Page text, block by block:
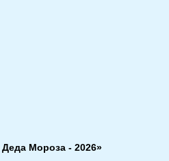
Мороза - 2026»